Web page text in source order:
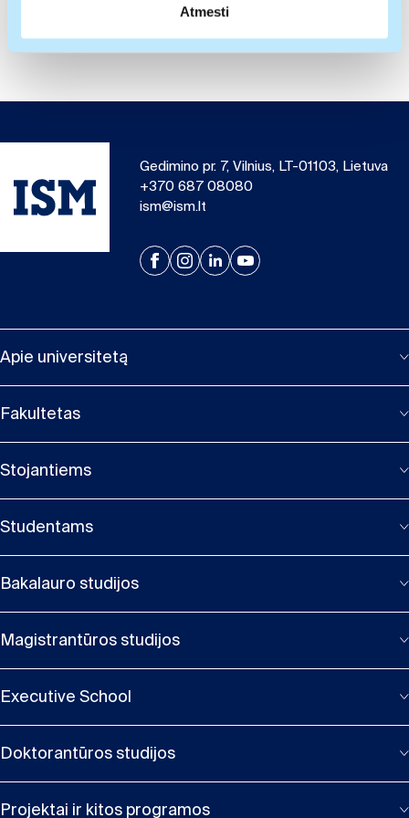
pateiktos arba naudojant paslaugas surinktos
Atmesti
Gedimino pr. 7, Vilnius, LT-01103, Lietuva
+370 687 08080
ism@ism.lt
Apie universitetą
Fakultetas
Stojantiems
Studentams
Bakalauro studijos
Magistrantūros studijos
Executive School
Doktorantūros studijos
Projektai ir kitos programos